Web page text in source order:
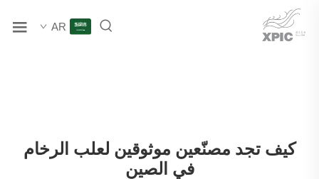
AR
كيف تجد مصنّعين موثوقين لعلب الرخام
في الصين